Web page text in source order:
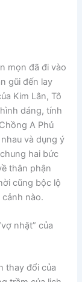
mọn đã đi vào
gũi đến lay
Kim Lân, Tô
dáng, tính
A Phủ
và dụng ý
hai bức
thân phận
cũng bộc lộ
nào.
nhặt” của
thay đổi của